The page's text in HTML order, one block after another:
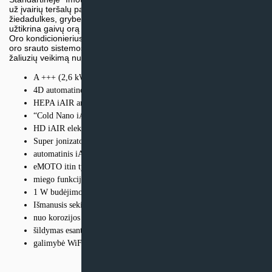
už įvairių teršalų pašalinimą iš oro (įskaitant dulkes, alergenus,
žiedadulkes, grybelius, bakterijas ir virusus), ir oro jonizatorius. Jie
užtikrina gaivų orą patalpoje.
Oro kondicionierius efektyviai paskirsto orą dėl 4D automatinės
oro srauto sistemos. Ji leidžia valdyti vertikalių ir horizontalių
žaliuzių veikimą nuotolinio valdymo pulteliu.
A +++ (2,6 kW ir 3,5 kW galios)
4D automatinė oro srauto sistema
HEPA iAIR antibakterinis filtras
“Cold Nano iAIR” filtras
HD iAIR elektrostatinis filtras
Super jonizatorius (naujiena X serijoje)
automatinis iAIR valymas
eMOTO itin tylus režimas
miego funkcija
1 W budėjimo režimas
Išmanusis sekimo režimas
nuo korozijos apsaugotos, paauksuotos lemputės
šildymas esant žemai lauko temperatūrai -22 °C
galimybė WiFi valdymui